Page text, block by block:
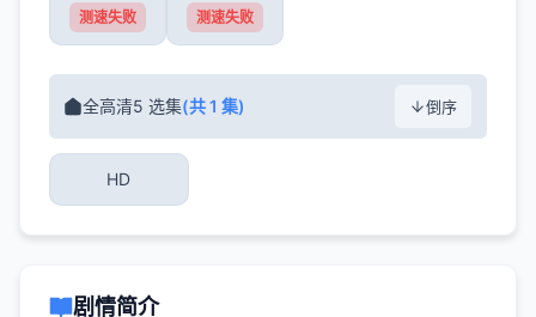
测速失败 测速失败
全高清5 选集(共 1 集) 倒序
HD
剧情简介